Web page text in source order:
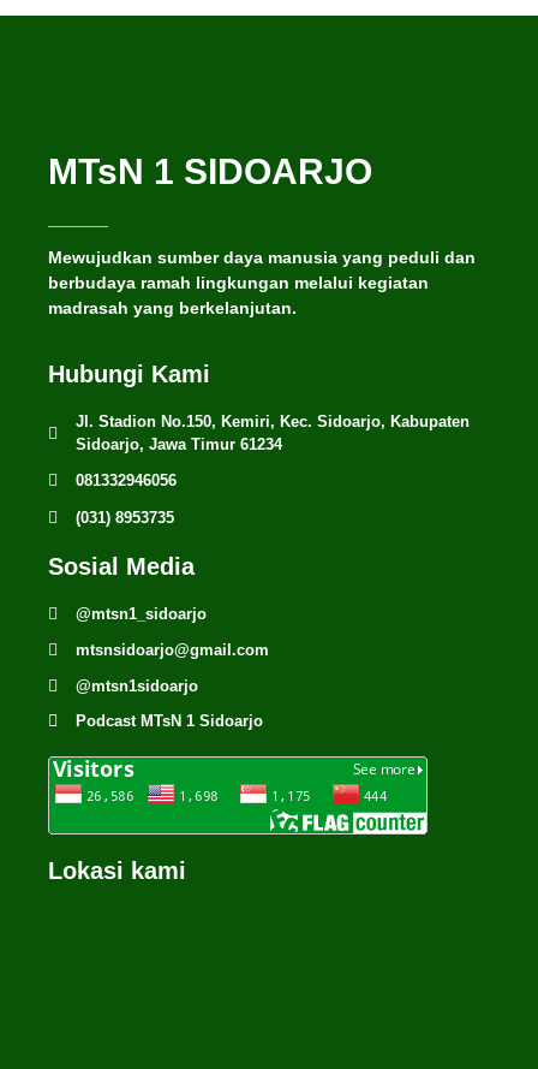
MTsN 1 SIDOARJO
Mewujudkan sumber daya manusia yang peduli dan
berbudaya ramah lingkungan melalui kegiatan
madrasah yang berkelanjutan.
Hubungi Kami
Jl. Stadion No.150, Kemiri, Kec. Sidoarjo, Kabupaten
Sidoarjo, Jawa Timur 61234
081332946056
(031) 8953735
Sosial Media
@mtsn1_sidoarjo
mtsnsidoarjo@gmail.com
@mtsn1sidoarjo
Podcast MTsN 1 Sidoarjo
Lokasi kami